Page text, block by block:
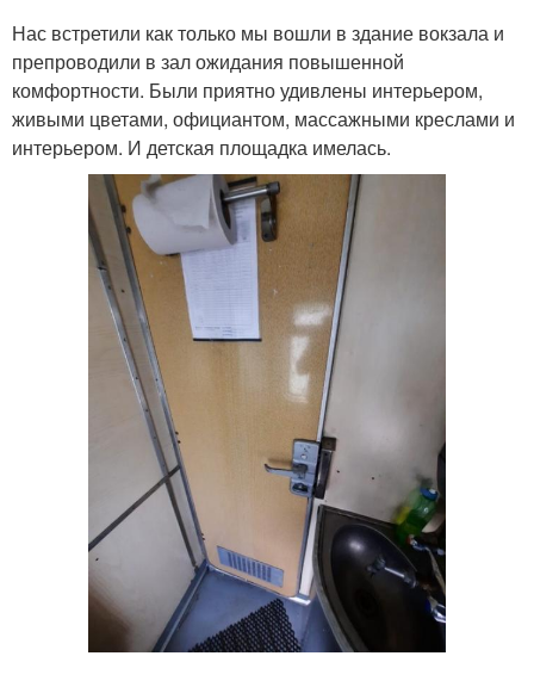
Нас встретили как только мы вошли в здание вокзала и
препроводили в зал ожидания повышенной
комфортности. Были приятно удивлены интерьером,
живыми цветами, официантом, массажными креслами и
интерьером. И детская площадка имелась.